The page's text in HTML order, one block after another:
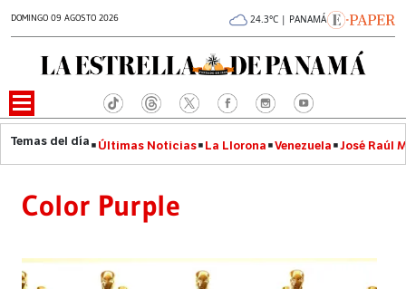
DOMINGO 09 AGOSTO 2026 24.3°C | PANAMÁ
Últimas Noticias La Llorona Venezuela José Raúl
Color Purple